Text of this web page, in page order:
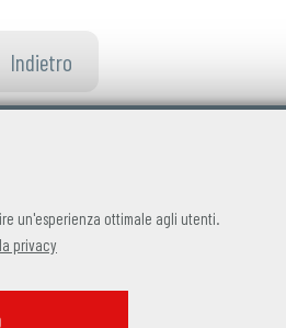
un'esperienza ottimale agli utenti.
privacy
Indietro